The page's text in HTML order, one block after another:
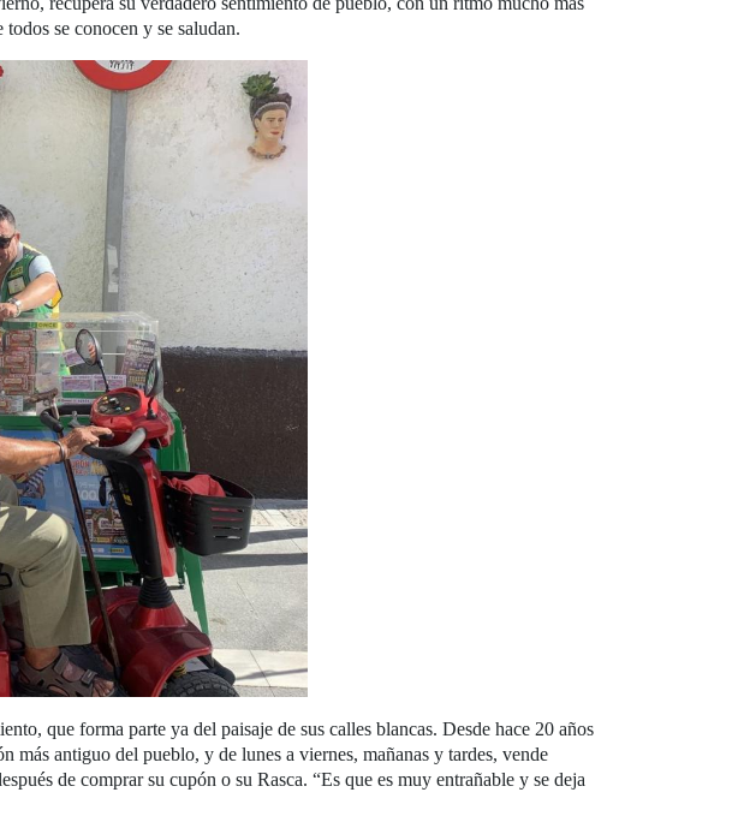
se conocen y se saludan.
que forma parte ya del paisaje de sus calles blancas. Desde hace 20 años
antiguo del pueblo, y de lunes a viernes, mañanas y tardes, vende
de comprar su cupón o su Rasca. “Es que es muy entrañable y se deja